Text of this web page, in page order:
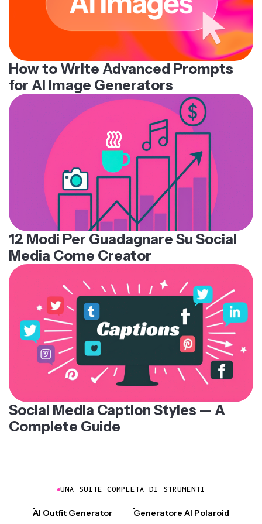
How to Write Advanced Prompts
for AI Image Generators
12 Modi Per Guadagnare Su Social
Media Come Creator
Social Media Caption Styles — A
Complete Guide
UNA SUITE COMPLETA DI STRUMENTI
AI Outfit Generator Generatore AI Polaroid